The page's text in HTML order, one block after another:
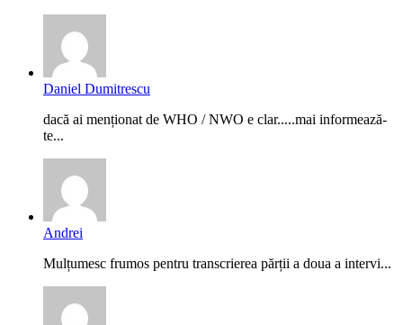
Daniel Dumitrescu
dacă ai menționat de WHO / NWO e clar.....mai informează-
te...
Andrei
Mulțumesc frumos pentru transcrierea părții a doua a intervi...